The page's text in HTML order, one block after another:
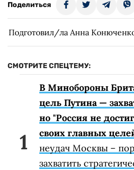
Поделиться
Подготовил/ла Анна
СМОТРИТЕ СПЕЦТЕМУ:
В Минобороны
цель Путина —
но "Россия не
своих главных
неудач Москвы –
захватить